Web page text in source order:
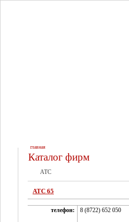
главная
Каталог фирм
АТС
АТС 65
телефон: 8 (8722) 652 050